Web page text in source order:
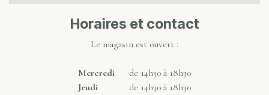
Horaires et contact
Le magasin est ouvert :
Mercredi de 14h30 à 18h30
Jeudi de 14h30 à 18h30